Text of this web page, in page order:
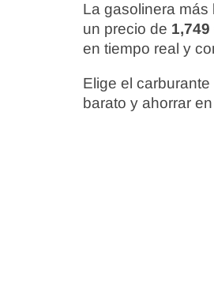
La gasolinera más
un precio de 1,749
en tiempo real y
Elige el
barato y ahorrar